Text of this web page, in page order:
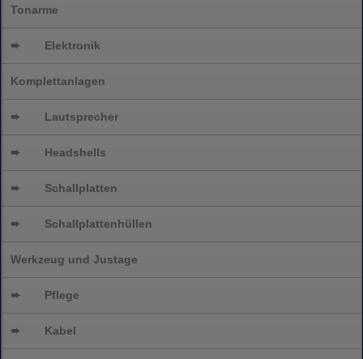
Tonarme
➨ Elektronik
Komplettanlagen
➨ Lautsprecher
➨ Headshells
➨ Schallplatten
➨ Schallplattenhüllen
Werkzeug und Justage
➨ Pflege
➨ Kabel